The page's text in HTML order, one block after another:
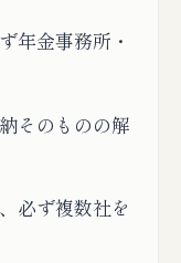
年金事務所・
そのものの解
必ず複数社を